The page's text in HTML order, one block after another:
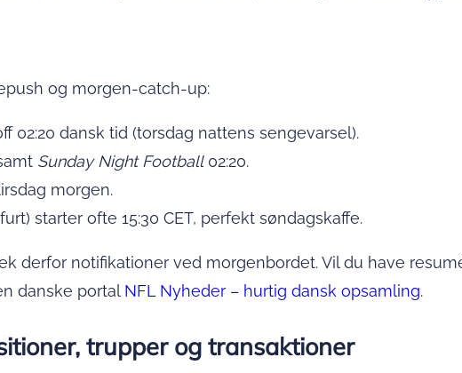
og morgen-catch-up:
02:20 dansk tid (torsdag nattens sengevarsel).
Sunday Night Football02:20.
morgen.
starter ofte 15:30 CET, perfekt søndagskaffe.
derfor notifikationer ved morgenbordet. Vil du have
danske portal NFL Nyheder – hurtig dansk opsamling.
trupper og transaktioner